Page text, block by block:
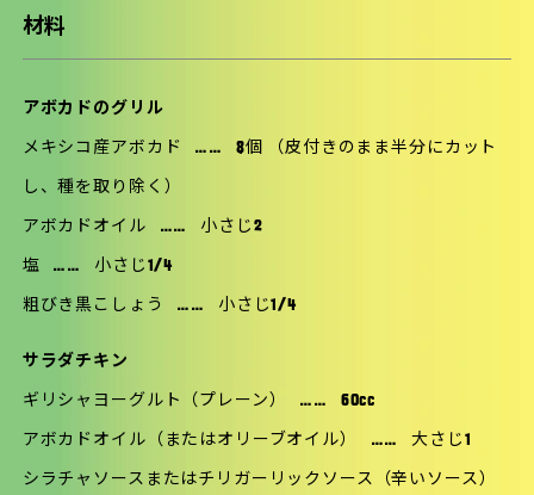
材料
アボカドのグリル
メキシコ産アボカド …… 8個 （皮付きのまま半分にカット
し、種を取り除く）
アボカドオイル …… 小さじ2
塩 …… 小さじ1/4
粗びき黒こしょう …… 小さじ1/4
サラダチキン
ギリシャヨーグルト（プレーン） …… 60cc
アボカドオイル（またはオリーブオイル） …… 大さじ1
シラチャソースまたはチリガーリックソース（辛いソース）